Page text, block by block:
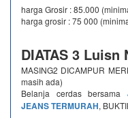
harga Grosir : 85.000
harga grosir : 75 000
DIATAS 3 Luisn
MASING2 DICAMPUR
masih ada)
Belanja cerdas bersama
JEANS TERMURAH,